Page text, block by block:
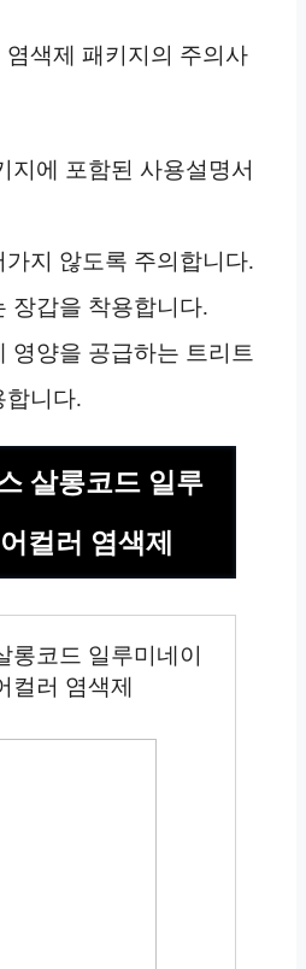
색제 패키지의 주의사
지에 포함된 사용설명서
지 않도록 주의합니다.
장갑을 착용합니다.
영양을 공급하는 트리트
합니다.
살롱코드 일루
컬러 염색제
롱코드 일루미네이
컬러 염색제